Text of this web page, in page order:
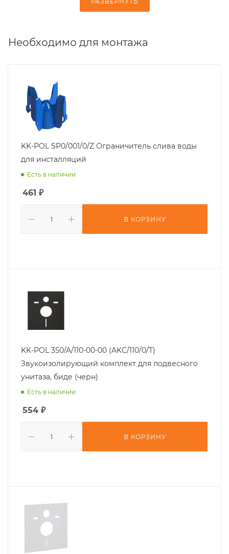
Необходимо для монтажа
KK-POL SP0/001/0/Z Ограничитель слива воды
для инсталляций
Есть в наличии
461 ₽
В КОРЗИНУ
KK-POL 350/A/110-00-00 (AKC/110/0/T)
Звукоизолирующий комплект для подвесного
унитаза, биде (черн)
Есть в наличии
554 ₽
В КОРЗИНУ